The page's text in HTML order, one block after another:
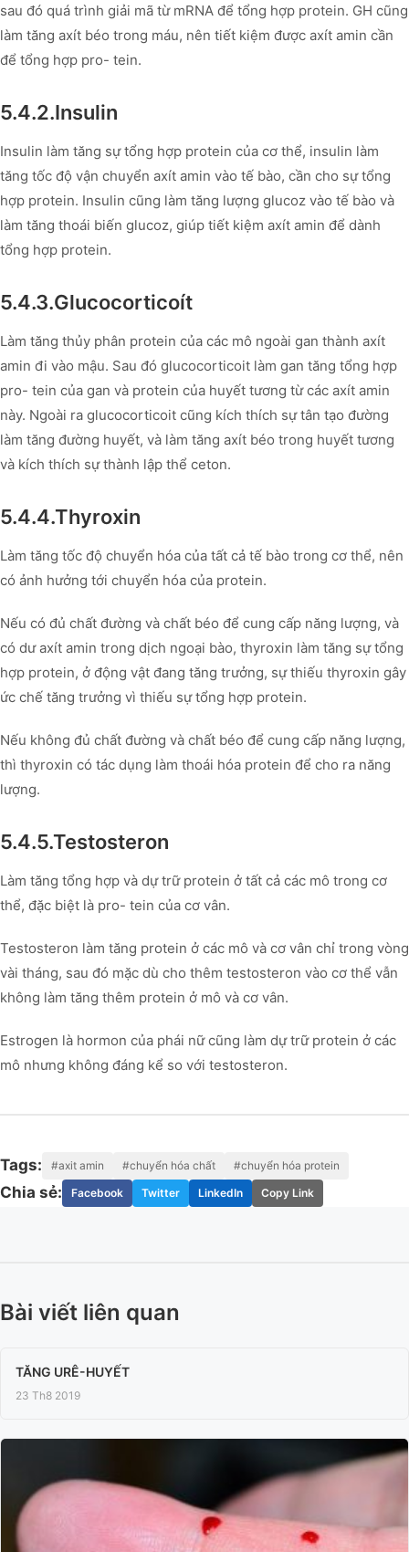
sau đó quá trình giải mã từ mRNA để tổng hợp protein. GH cũng
làm tăng axít béo trong máu, nên tiết kiệm được axít amin cần
để tổng hợp pro- tein.
5.4.2.Insulin
Insulin làm tăng sự tổng hợp protein của cơ thể, insulin làm
tăng tốc độ vận chuyển axít amin vào tế bào, cần cho sự tổng
hợp protein. Insulin cũng làm tăng lượng glucoz vào tế bào và
làm tăng thoái biến glucoz, giúp tiết kiệm axít amin để dành
tổng hợp protein.
5.4.3.Glucocorticoít
Làm tăng thủy phân protein của các mô ngoài gan thành axít
amin đi vào mậu. Sau đó glucocorticoit làm gan tăng tổng hợp
pro- tein của gan và protein của huyết tương từ các axít amin
này. Ngoài ra glucocorticoit cũng kích thích sự tân tạo đường
làm tăng đường huyết, và làm tăng axít béo trong huyết tương
và kích thích sự thành lập thể ceton.
5.4.4.Thyroxin
Làm tăng tốc độ chuyển hóa của tất cả tế bào trong cơ thể, nên
có ảnh hưởng tới chuyển hóa của protein.
Nếu có đủ chất đường và chất béo để cung cấp năng lượng, và
có dư axít amin trong dịch ngoại bào, thyroxin làm tăng sự tổng
hợp protein, ở động vật đang tăng trưởng, sự thiếu thyroxin gây
ức chế tăng trưởng vì thiếu sự tổng hợp protein.
Nếu không đủ chất đường và chất béo để cung cấp năng lượng,
thì thyroxin có tác dụng làm thoái hóa protein để cho ra năng
lượng.
5.4.5.Testosteron
Làm tăng tổng hợp và dự trữ protein ở tất cả các mô trong cơ
thể, đặc biệt là pro- tein của cơ vân.
Testosteron làm tăng protein ở các mô và cơ vân chỉ trong vòng
vài tháng, sau đó mặc dù cho thêm testosteron vào cơ thể vẫn
không làm tăng thêm protein ở mô và cơ vân.
Estrogen là hormon của phái nữ cũng làm dự trữ protein ở các
mô nhưng không đáng kể so với testosteron.
Tags: #axit amin #chuyển hóa chất #chuyển hóa protein
Chia sẻ: Facebook Twitter LinkedIn Copy Link
Bài viết liên quan
TĂNG URÊ-HUYẾT
23 Th8 2019